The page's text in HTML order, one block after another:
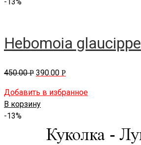
Hebomoia glaucippe
450.00Р 390.00 Р
Добавить в избранное
В корзину
-13%